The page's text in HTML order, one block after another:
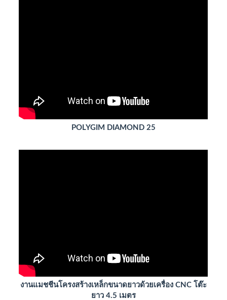
POLYGIM DIAMOND 25
งานแมชชีนโครงสร้างเหล็กขนาดยาวด้วยเครื่อง CNC โต๊ะ
ยาว 4.5 เมตร